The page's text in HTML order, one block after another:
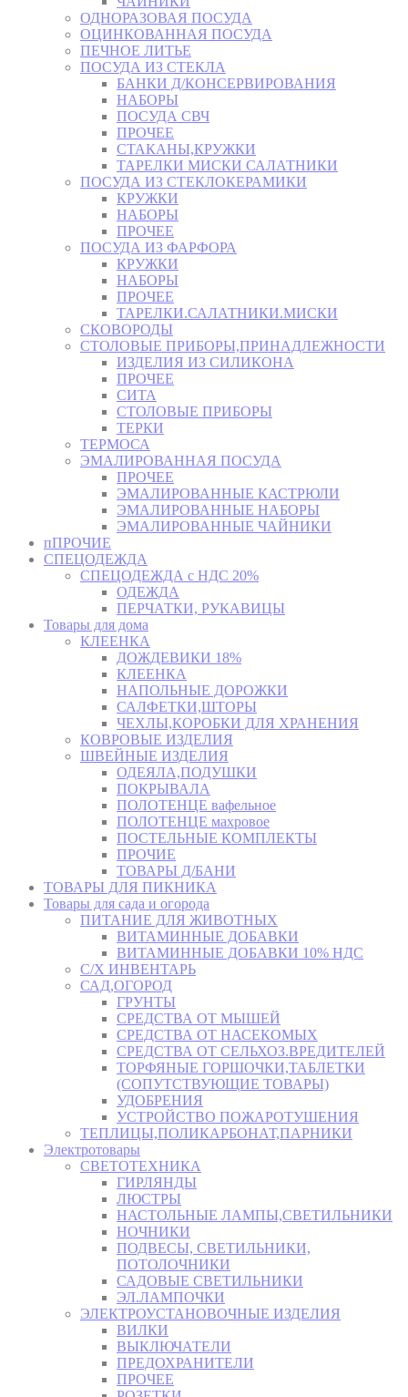
ОДНОРАЗОВАЯ ПОСУДА
ОЦИНКОВАННАЯ ПОСУДА
ПЕЧНОЕ ЛИТЬЕ
ПОСУДА ИЗ СТЕКЛА
БАНКИ Д/КОНСЕРВИРОВАНИЯ
НАБОРЫ
ПОСУДА СВЧ
ПРОЧЕЕ
СТАКАНЫ,КРУЖКИ
ТАРЕЛКИ МИСКИ САЛАТНИКИ
ПОСУДА ИЗ СТЕКЛОКЕРАМИКИ
КРУЖКИ
НАБОРЫ
ПРОЧЕЕ
ПОСУДА ИЗ ФАРФОРА
КРУЖКИ
НАБОРЫ
ПРОЧЕЕ
ТАРЕЛКИ.САЛАТНИКИ.МИСКИ
СКОВОРОДЫ
СТОЛОВЫЕ ПРИБОРЫ,ПРИНАДЛЕЖНОСТИ
ИЗДЕЛИЯ ИЗ СИЛИКОНА
ПРОЧЕЕ
СИТА
СТОЛОВЫЕ ПРИБОРЫ
ТЕРКИ
ТЕРМОСА
ЭМАЛИРОВАННАЯ ПОСУДА
ПРОЧЕЕ
ЭМАЛИРОВАННЫЕ КАСТРЮЛИ
ЭМАЛИРОВАННЫЕ НАБОРЫ
ЭМАЛИРОВАННЫЕ ЧАЙНИКИ
пПРОЧИЕ
СПЕЦОДЕЖДА
СПЕЦОДЕЖДА с НДС 20%
ОДЕЖДА
ПЕРЧАТКИ, РУКАВИЦЫ
Товары для дома
КЛЕЕНКА
ДОЖДЕВИКИ 18%
КЛЕЕНКА
НАПОЛЬНЫЕ ДОРОЖКИ
САЛФЕТКИ,ШТОРЫ
ЧЕХЛЫ,КОРОБКИ ДЛЯ ХРАНЕНИЯ
КОВРОВЫЕ ИЗДЕЛИЯ
ШВЕЙНЫЕ ИЗДЕЛИЯ
ОДЕЯЛА,ПОДУШКИ
ПОКРЫВАЛА
ПОЛОТЕНЦЕ вафельное
ПОЛОТЕНЦЕ махровое
ПОСТЕЛЬНЫЕ КОМПЛЕКТЫ
ПРОЧИЕ
ТОВАРЫ Д/БАНИ
ТОВАРЫ ДЛЯ ПИКНИКА
Товары для сада и огорода
ПИТАНИЕ ДЛЯ ЖИВОТНЫХ
ВИТАМИННЫЕ ДОБАВКИ
ВИТАМИННЫЕ ДОБАВКИ 10% НДС
С/Х ИНВЕНТАРЬ
САД,ОГОРОД
ГРУНТЫ
СРЕДСТВА ОТ МЫШЕЙ
СРЕДСТВА ОТ НАСЕКОМЫХ
СРЕДСТВА ОТ СЕЛЬХОЗ.ВРЕДИТЕЛЕЙ
ТОРФЯНЫЕ ГОРШОЧКИ,ТАБЛЕТКИ
(СОПУТСТВУЮЩИЕ ТОВАРЫ)
УДОБРЕНИЯ
УСТРОЙСТВО ПОЖАРОТУШЕНИЯ
ТЕПЛИЦЫ,ПОЛИКАРБОНАТ,ПАРНИКИ
Электротовары
СВЕТОТЕХНИКА
ГИРЛЯНДЫ
ЛЮСТРЫ
НАСТОЛЬНЫЕ ЛАМПЫ,СВЕТИЛЬНИКИ
НОЧНИКИ
ПОДВЕСЫ, СВЕТИЛЬНИКИ,
ПОТОЛОЧНИКИ
САДОВЫЕ СВЕТИЛЬНИКИ
ЭЛ.ЛАМПОЧКИ
ЭЛЕКТРОУСТАНОВОЧНЫЕ ИЗДЕЛИЯ
ВИЛКИ
ВЫКЛЮЧАТЕЛИ
ПРЕДОХРАНИТЕЛИ
ПРОЧЕЕ